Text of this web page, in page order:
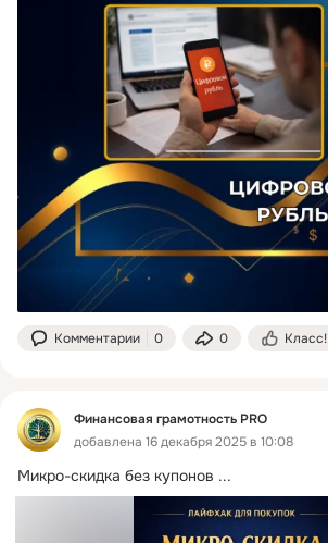
Комментарии 0 0 Класс!
Финансовая грамотность PRO
добавлена 16 декабря 2025 в 10:08
Микро-скидка без купонов ...